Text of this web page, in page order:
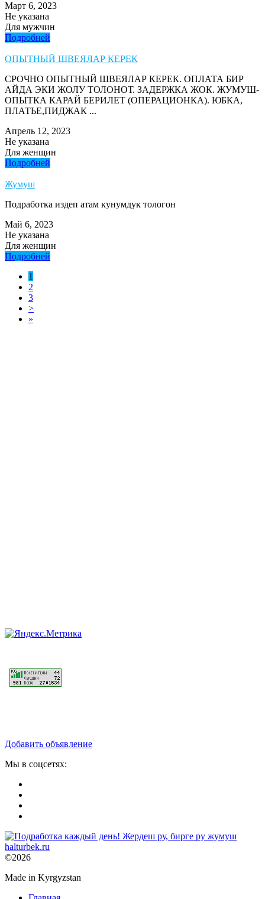
Март 6, 2023
Не указана
Для мужчин
Подробней
ОПЫТНЫЙ ШВЕЯЛАР КЕРЕК
СРОЧНО ОПЫТНЫЙ ШВЕЯЛАР КЕРЕК. ОПЛАТА БИР
АЙДА ЭКИ ЖОЛУ ТОЛОНОТ. ЗАДЕРЖКА ЖОК. ЖУМУШ-
ОПЫТКА КАРАЙ БЕРИЛЕТ (ОПЕРАЦИОНКА). ЮБКА,
ПЛАТЬЕ,ПИДЖАК ...
Апрель 12, 2023
Не указана
Для женщин
Подробней
Жумуш
Подработка издеп атам кунумдук тологон
Май 6, 2023
Не указана
Для женщин
Подробней
1
2
3
>
»
Добавить объявление
Мы в соцсетях:
©2026
Made in Kyrgyzstan